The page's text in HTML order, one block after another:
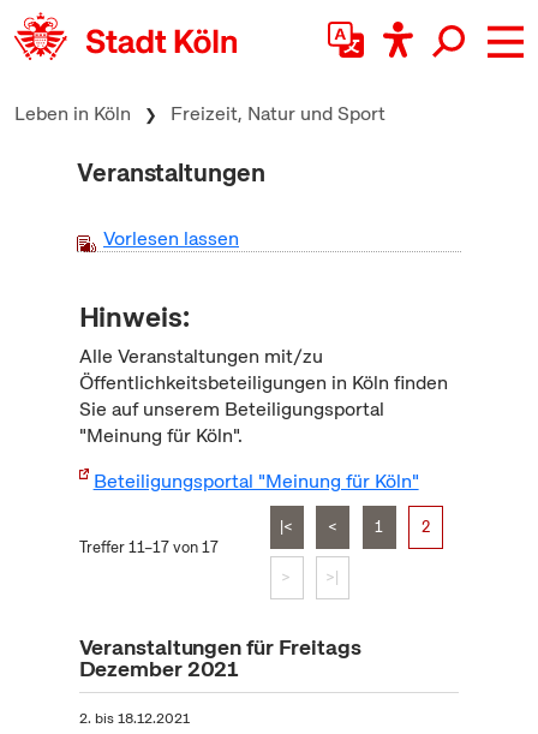
zum Inhalt springen
Leben in Köln Freizeit, Natur und Sport
Veranstaltungen
Vorlesen lassen
Hinweis:
Alle Veranstaltungen mit/zu
Öffentlichkeitsbeteiligungen in Köln finden
Sie auf unserem Beteiligungsportal
"Meinung für Köln".
Beteiligungsportal "Meinung für Köln"
Treffer 11–17 von 17
|< < 1 2
> >|
Veranstaltungen für Freitags
Dezember 2021
2. bis18.12.2021